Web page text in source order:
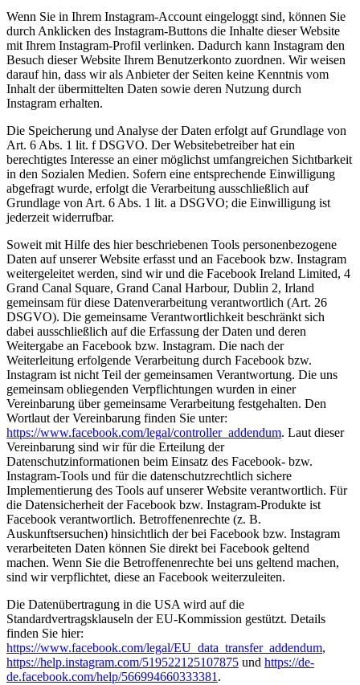
Wenn Sie in Ihrem Instagram-Account eingeloggt sind, können Sie
durch Anklicken des Instagram-Buttons die Inhalte dieser Website
mit Ihrem Instagram-Profil verlinken. Dadurch kann Instagram den
Besuch dieser Website Ihrem Benutzerkonto zuordnen. Wir weisen
darauf hin, dass wir als Anbieter der Seiten keine Kenntnis vom
Inhalt der übermittelten Daten sowie deren Nutzung durch
Instagram erhalten.
Die Speicherung und Analyse der Daten erfolgt auf Grundlage von
Art. 6 Abs. 1 lit. f DSGVO. Der Websitebetreiber hat ein
berechtigtes Interesse an einer möglichst umfangreichen Sichtbarkeit
in den Sozialen Medien. Sofern eine entsprechende Einwilligung
abgefragt wurde, erfolgt die Verarbeitung ausschließlich auf
Grundlage von Art. 6 Abs. 1 lit. a DSGVO; die Einwilligung ist
jederzeit widerrufbar.
Soweit mit Hilfe des hier beschriebenen Tools personenbezogene
Daten auf unserer Website erfasst und an Facebook bzw. Instagram
weitergeleitet werden, sind wir und die Facebook Ireland Limited, 4
Grand Canal Square, Grand Canal Harbour, Dublin 2, Irland
gemeinsam für diese Datenverarbeitung verantwortlich (Art. 26
DSGVO). Die gemeinsame Verantwortlichkeit beschränkt sich
dabei ausschließlich auf die Erfassung der Daten und deren
Weitergabe an Facebook bzw. Instagram. Die nach der
Weiterleitung erfolgende Verarbeitung durch Facebook bzw.
Instagram ist nicht Teil der gemeinsamen Verantwortung. Die uns
gemeinsam obliegenden Verpflichtungen wurden in einer
Vereinbarung über gemeinsame Verarbeitung festgehalten. Den
Wortlaut der Vereinbarung finden Sie unter:
https://www.facebook.com/legal/controller_addendum. Laut dieser
Vereinbarung sind wir für die Erteilung der
Datenschutzinformationen beim Einsatz des Facebook- bzw.
Instagram-Tools und für die datenschutzrechtlich sichere
Implementierung des Tools auf unserer Website verantwortlich. Für
die Datensicherheit der Facebook bzw. Instagram-Produkte ist
Facebook verantwortlich. Betroffenenrechte (z. B.
Auskunftsersuchen) hinsichtlich der bei Facebook bzw. Instagram
verarbeiteten Daten können Sie direkt bei Facebook geltend
machen. Wenn Sie die Betroffenenrechte bei uns geltend machen,
sind wir verpflichtet, diese an Facebook weiterzuleiten.
Die Datenübertragung in die USA wird auf die
Standardvertragsklauseln der EU-Kommission gestützt. Details
finden Sie hier:
https://www.facebook.com/legal/EU_data_transfer_addendum,
https://help.instagram.com/519522125107875 und https://de-
de.facebook.com/help/566994660333381 .